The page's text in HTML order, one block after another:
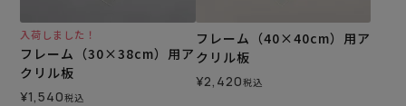
入荷しました！
フレーム（30×38cm）用ア
クリル板
¥1,540税込
フレーム（40×40cm）用ア
クリル板
¥2,420税込